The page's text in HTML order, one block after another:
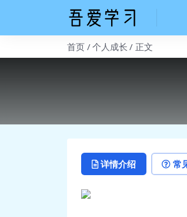
首页 个人成长 正文
详情介绍 常